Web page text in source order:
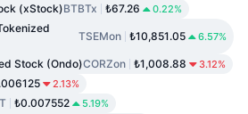
(xStock)BTBTx ₺67.26 0.22%
TSEMon ₺10,851.05 6.57%
Stock (Ondo)CORZon ₺1,008.88 3.12%
2.13%
₺0.007552 5.19%